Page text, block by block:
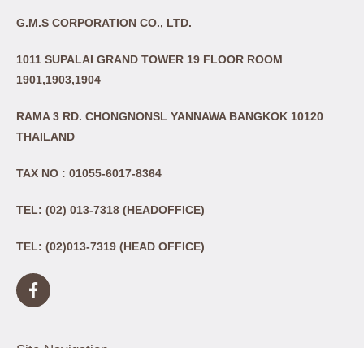
G.M.S CORPORATION CO., LTD.
1011 SUPALAI GRAND TOWER 19 FLOOR ROOM
1901,1903,1904
RAMA 3 RD. CHONGNONSL YANNAWA BANGKOK 10120
THAILAND
TAX NO : 01055-6017-8364
TEL: (02) 013-7318 (HEADOFFICE)
TEL: (02)013-7319 (HEAD OFFICE)